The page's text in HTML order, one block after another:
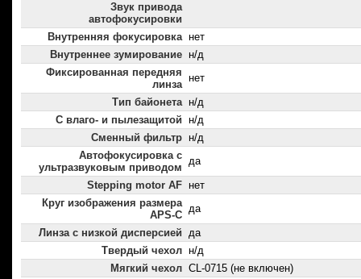
Звук привода
автофокусировки
Внутренняя фокусировка нет
Внутреннее зумирование н/д
Фиксированная передняя
линза
нет
Тип байонета н/д
С влаго- и пылезащитой н/д
Сменный фильтр н/д
Автофокусировка с
ультразвуковым приводом
да
Stepping motor AF нет
Круг изображения размера
APS-C
да
Линза с низкой дисперсией да
Твердый чехол н/д
Мягкий чехол CL-0715 (не включен)